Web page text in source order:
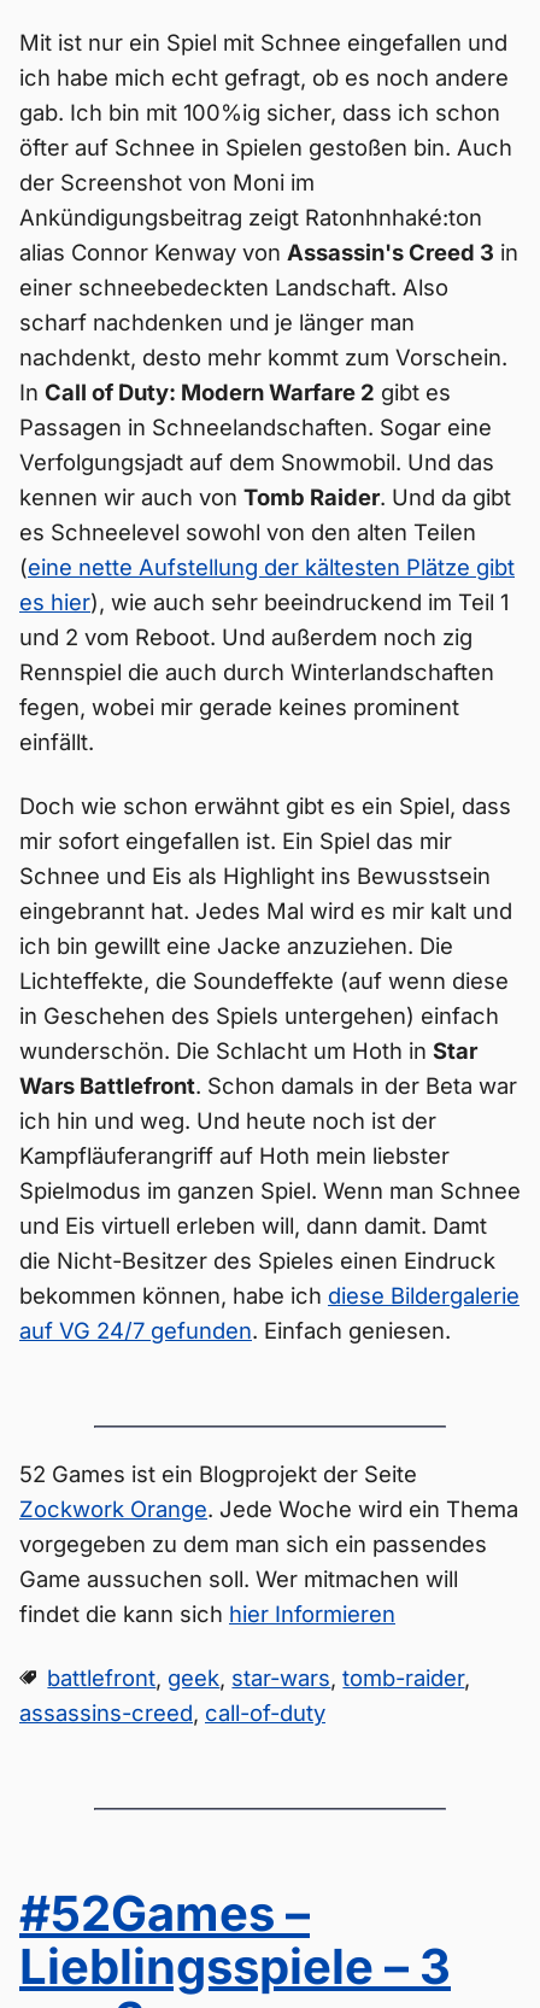
Mit ist nur ein Spiel mit Schnee eingefallen und
ich habe mich echt gefragt, ob es noch andere
gab. Ich bin mit 100%ig sicher, dass ich schon
öfter auf Schnee in Spielen gestoßen bin. Auch
der Screenshot von Moni im
Ankündigungsbeitrag zeigt Ratonhnhaké:ton
alias Connor Kenway von Assassin's Creed 3 in
einer schneebedeckten Landschaft. Also
scharf nachdenken und je länger man
nachdenkt, desto mehr kommt zum Vorschein.
In Call of Duty: Modern Warfare 2 gibt es
Passagen in Schneelandschaften. Sogar eine
Verfolgungsjadt auf dem Snowmobil. Und das
kennen wir auch von Tomb Raider. Und da gibt
es Schneelevel sowohl von den alten Teilen
(eine nette Aufstellung der kältesten Plätze gibt
es hier), wie auch sehr beeindruckend im Teil 1
und 2 vom Reboot. Und außerdem noch zig
Rennspiel die auch durch Winterlandschaften
fegen, wobei mir gerade keines prominent
einfällt.
Doch wie schon erwähnt gibt es ein Spiel, dass
mir sofort eingefallen ist. Ein Spiel das mir
Schnee und Eis als Highlight ins Bewusstsein
eingebrannt hat. Jedes Mal wird es mir kalt und
ich bin gewillt eine Jacke anzuziehen. Die
Lichteffekte, die Soundeffekte (auf wenn diese
in Geschehen des Spiels untergehen) einfach
wunderschön. Die Schlacht um Hoth in Star
Wars Battlefront. Schon damals in der Beta war
ich hin und weg. Und heute noch ist der
Kampfläuferangriff auf Hoth mein liebster
Spielmodus im ganzen Spiel. Wenn man Schnee
und Eis virtuell erleben will, dann damit. Damt
die Nicht-Besitzer des Spieles einen Eindruck
bekommen können, habe ich diese Bildergalerie
auf VG 24/7 gefunden. Einfach geniesen.
52 Games ist ein Blogprojekt der Seite
Zockwork Orange. Jede Woche wird ein Thema
vorgegeben zu dem man sich ein passendes
Game aussuchen soll. Wer mitmachen will
findet die kann sich hier Informieren
battlefront, geek, star-wars,tomb-raider,
assassins-creed, call-of-duty
#52Games –
Lieblingsspiele – 3